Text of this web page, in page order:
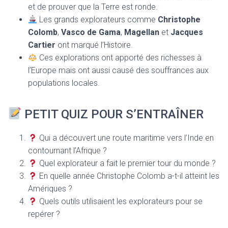
et de prouver que la Terre est ronde.
Les grands explorateurs comme Christophe
Colomb, Vasco de Gama, Magellan et Jacques
Cartier ont marqué l’Histoire.
Ces explorations ont apporté des richesses à
l’Europe mais ont aussi causé des souffrances aux
populations locales.
PETIT QUIZ POUR S’ENTRAÎNER
Qui a découvert une route maritime vers l’Inde en
contournant l’Afrique ?
Quel explorateur a fait le premier tour du monde ?
En quelle année Christophe Colomb a-t-il atteint les
Amériques ?
Quels outils utilisaient les explorateurs pour se
repérer ?